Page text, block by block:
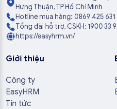
Hưng Thuận, TP Hồ Chí Minh
Hotline mua hàng: 0869 425 631
Tổng đài hỗ trợ, CSKH: 1900 33
https://easyhrm.vn/
Giới thiệu
Công ty
EasyHRM
Tin tức